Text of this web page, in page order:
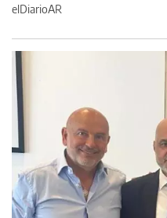
elDiarioAR